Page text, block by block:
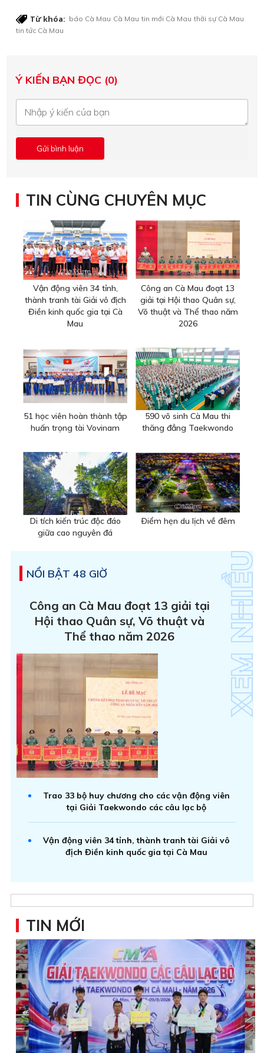
Từ khóa: báo Cà Mau Cà Mau tin mới Cà Mau thời sự Cà Mau
tin tức Cà Mau
Ý KIẾN BẠN ĐỌC (0)
TIN CÙNG CHUYÊN MỤC
Vận động viên 34 tỉnh,
thành tranh tài Giải vô địch
Điền kinh quốc gia tại Cà
Mau
Công an Cà Mau đoạt 13
giải tại Hội thao Quân sự,
Võ thuật và Thể thao năm
2026
51 học viên hoàn thành tập
huấn trọng tài Vovinam
590 võ sinh Cà Mau thi
thăng đẳng Taekwondo
Di tích kiến trúc độc đáo
giữa cao nguyên đá
Ðiểm hẹn du lịch về đêm
NỔI BẬT 48 GIỜ
Công an Cà Mau đoạt 13 giải tại
Hội thao Quân sự, Võ thuật và
Thể thao năm 2026
Trao 33 bộ huy chương cho các vận động viên
tại Giải Taekwondo các câu lạc bộ
Vận động viên 34 tỉnh, thành tranh tài Giải vô
địch Điền kinh quốc gia tại Cà Mau
TIN MỚI